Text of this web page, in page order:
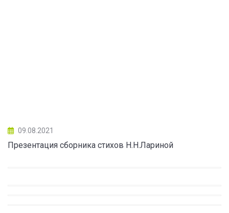
09.08.2021
Презентация сборника стихов Н.Н.Лариной